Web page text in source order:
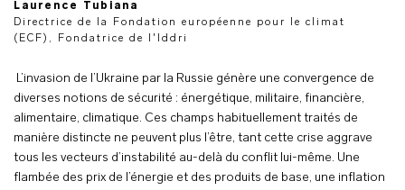
Laurence Tubiana
Directrice de la Fondation européenne pour le climat
(ECF), Fondatrice de l'Iddri
L’invasion de l’Ukraine par la Russie génère une convergence de
diverses notions de sécurité : énergétique, militaire, financière,
alimentaire, climatique. Ces champs habituellement traités de
manière distincte ne peuvent plus l’être, tant cette crise aggrave
tous les vecteurs d’instabilité au-delà du conflit lui-même. Une
flambée des prix de l’énergie et des produits de base, une inflation